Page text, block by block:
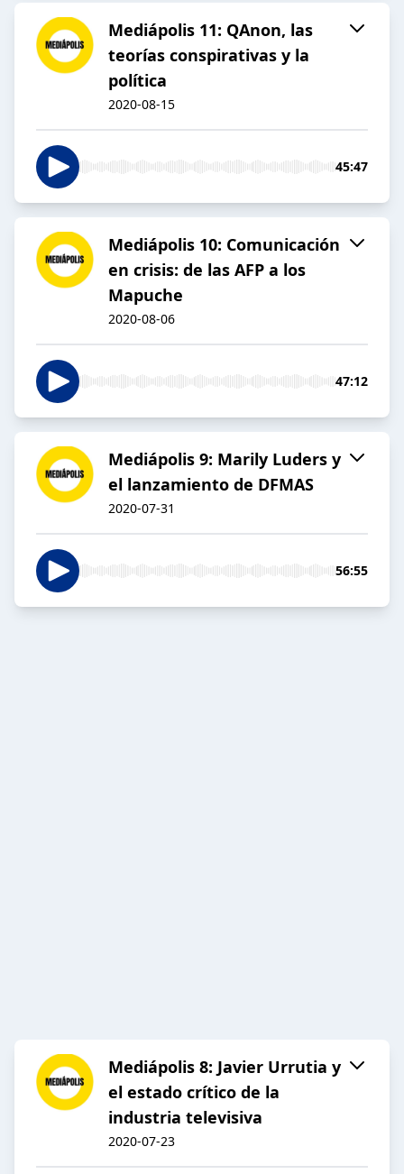
Mediápolis 11: QAnon, las
teorías conspirativas y la
política
2020-08-15
45:47
Mediápolis 10: Comunicación
en crisis: de las AFP a los
Mapuche
2020-08-06
47:12
Mediápolis 9: Marily Luders y
el lanzamiento de DFMAS
2020-07-31
56:55
Mediápolis 8: Javier Urrutia y
el estado crítico de la
industria televisiva
2020-07-23